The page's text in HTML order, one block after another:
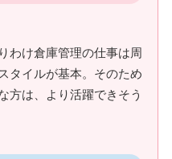
わけ倉庫管理の仕事は周
タイルが基本。そのため
方は、より活躍できそう